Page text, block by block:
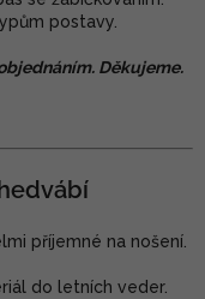
postavy.
Děkujeme.
příjemné na nošení.
do letních veder.